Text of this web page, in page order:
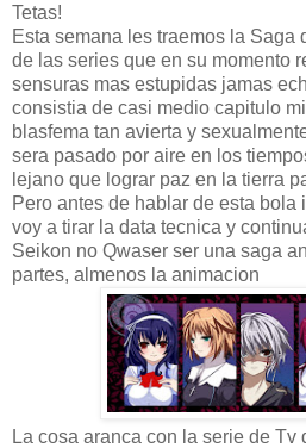
Tetas!
Esta semana les traemos la Saga
de las series que en su momento
sensuras mas estupidas jamas
consistia de casi medio capitulo
blasfema tan avierta y
sera pasado por aire en los
lejano que lograr paz en la tierra
Pero antes de hablar de esta bola
voy a tirar la data tecnica y
Seikon no Qwaser ser una saga
partes, almenos la animacion
La cosa aranca con la serie de Tv